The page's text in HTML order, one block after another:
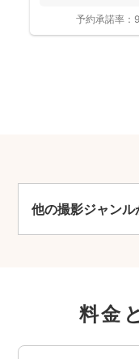
予約承諾率：
他の撮影ジャンル
料金